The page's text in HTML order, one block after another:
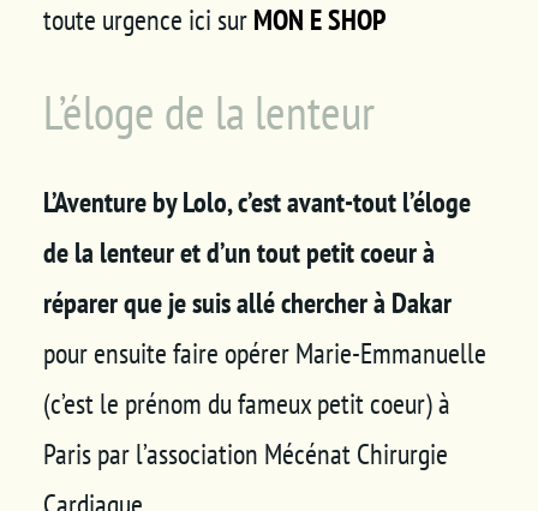
toute urgence ici surMON E SHOP
L’éloge de la lenteur
L’Aventure by Lolo, c’est avant-tout l’éloge
de la lenteur et d’un tout petit coeur à
réparer que je suis allé chercher à Dakar
pour ensuite faire opérer Marie-Emmanuelle
(c’est le prénom du fameux petit coeur) à
Paris par l’association Mécénat Chirurgie